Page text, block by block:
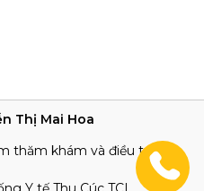
Thị Mai Hoa
thăm khám và điều trị các